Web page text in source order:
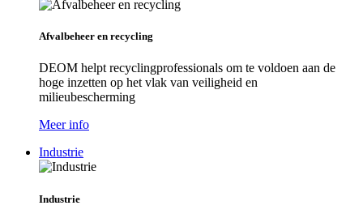
Afvalbeheer en recycling
DEOM helpt recyclingprofessionals om te voldoen aan de
hoge inzetten op het vlak van veiligheid en
milieubescherming
Meer info
Industrie
Industrie